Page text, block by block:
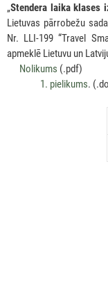
„Stendera laika klases
Lietuvas pārrobežu
Nr. LLI-199 “Travel
apmeklē Lietuvu un
Nolikums (.pdf)
1. pielikums.